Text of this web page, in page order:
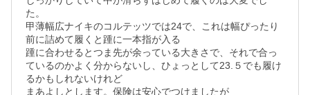
た。
甲薄幅広ナイキのコルテッツでは24で、これは幅ぴったり
前に詰めて履くと踵に一本指が入る
踵に合わせるとつま先が余っている大きさで、それで合っ
ているのかよく分からないし、ひょっとして23.５でも履け
るかもしれないけれど
まあよしとします。保険は安心でつけましたが